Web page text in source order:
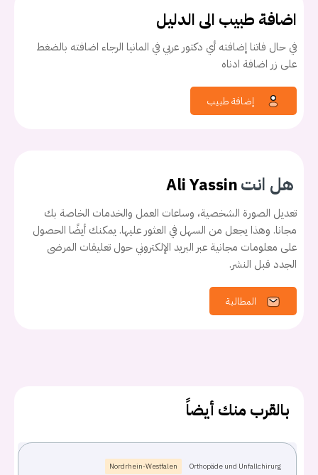
يجب عليك تسجيل الدخول حتى يمكنك طرح سؤال.
اضافة طبيب الى الدليل
في حال فاتنا إضافته أي دكتور عربي في المانيا الرجاء اضافته بالضغط
على زر اضافة ادناه
هل انتAli Yassin
تعديل الصورة الشخصية، وساعات العمل والخدمات الخاصة بك
مجانا. وهذا يجعل من السهل في العثور عليها. يمكنك أيضًا الحصول
على معلومات مجانية عبر البريد الإلكتروني حول تعليقات المرضى
الجدد قبل النشر.
المطالبة
بالقرب منك أيضاً
Orthopäde und Unfallchirurg
Nordrhein-Westfalen